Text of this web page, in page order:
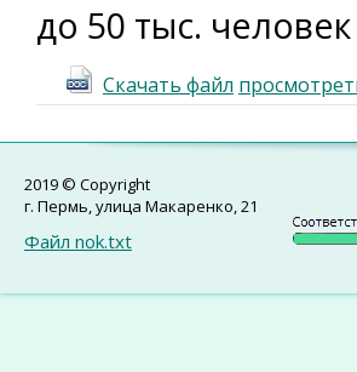
до 50 тыс.
Скачать файл
2019 © Copyright
г. Пермь, улица Макаренко, 21
Файл nok.txt